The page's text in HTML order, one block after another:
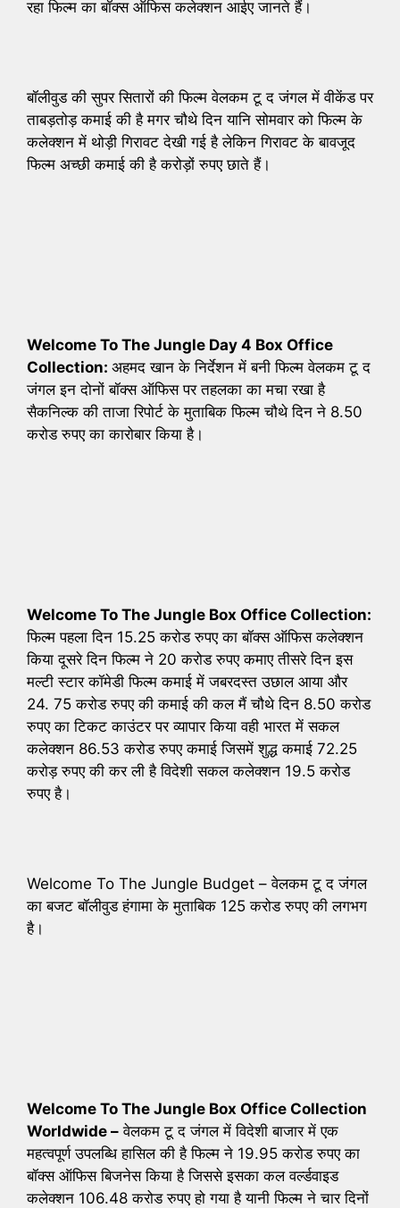
रहा फिल्म का बॉक्स ऑफिस कलेक्शन आईए जानते हैं।
बॉलीवुड की सुपर सितारों की फिल्म वेलकम टू द जंगल में वीकेंड पर
ताबड़तोड़ कमाई की है मगर चौथे दिन यानि सोमवार को फिल्म के
कलेक्शन में थोड़ी गिरावट देखी गई है लेकिन गिरावट के बावजूद
फिल्म अच्छी कमाई की है करोड़ों रुपए छाते हैं।
Welcome To The Jungle Day 4 Box Office
Collection: अहमद खान के निर्देशन में बनी फिल्म वेलकम टू द
जंगल इन दोनों बॉक्स ऑफिस पर तहलका का मचा रखा है
सैकनिल्क की ताजा रिपोर्ट के मुताबिक फिल्म चौथे दिन ने 8.50
करोड रुपए का कारोबार किया है।
Welcome To The Jungle Box Office Collection:
फिल्म पहला दिन 15.25 करोड रुपए का बॉक्स ऑफिस कलेक्शन
किया दूसरे दिन फिल्म ने 20 करोड रुपए कमाए तीसरे दिन इस
मल्टी स्टार कॉमेडी फिल्म कमाई में जबरदस्त उछाल आया और
24. 75 करोड रुपए की कमाई की कल मैं चौथे दिन 8.50 करोड
रुपए का टिकट काउंटर पर व्यापार किया वही भारत में सकल
कलेक्शन 86.53 करोड रुपए कमाई जिसमें शुद्ध कमाई 72.25
करोड़ रुपए की कर ली है विदेशी सकल कलेक्शन 19.5 करोड
रुपए है।
Welcome To The Jungle Budget – वेलकम टू द जंगल
का बजट बॉलीवुड हंगामा के मुताबिक 125 करोड रुपए की लगभग
है।
Welcome To The Jungle Box Office Collection
Worldwide – वेलकम टू द जंगल में विदेशी बाजार में एक
महत्वपूर्ण उपलब्धि हासिल की है फिल्म ने 19.95 करोड रुपए का
बॉक्स ऑफिस बिजनेस किया है जिससे इसका कल वर्ल्डवाइड
कलेक्शन 106.48 करोड रुपए हो गया है यानी फिल्म ने चार दिनों